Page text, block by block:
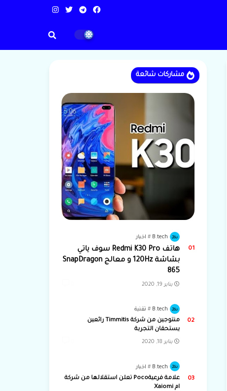
مشاركات شائعة
B.tech اخبار
هاتف Redmi K30 Pro سوف ياتي
بشاشة 120Hz و معالج SnapDragon
865
يناير 19, 2020
B.tech تقنية
منتوجين من شركة Timmitis رائعين
يستحقان التجربة
يناير 18, 2020
B.tech اخبار
علامة فرعيةPoco تعلن استقلالها من شركة
ام Xaiomi